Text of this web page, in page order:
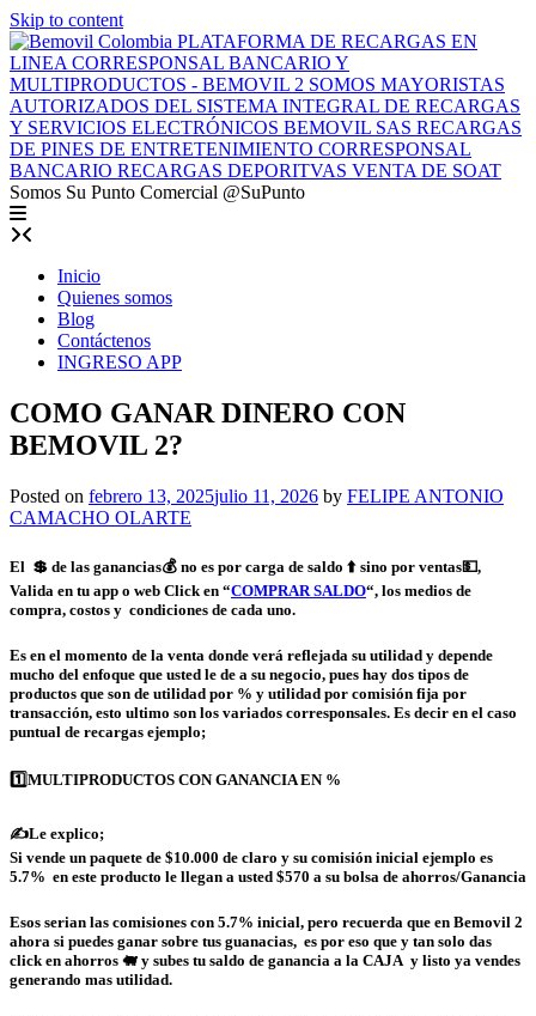
Skip to content
Somos Su Punto Comercial @SuPunto
Inicio
Quienes somos
Blog
Contáctenos
INGRESO APP
COMO GANAR DINERO CON
BEMOVIL 2?
Posted on febrero 13, 2025julio 11, 2026 by FELIPE ANTONIO
CAMACHO OLARTE
El 💲 de las ganancias💰 no es por carga de saldo ⬆️ sino por ventas💵,
Valida en tu app o web Click en “COMPRAR SALDO“, los medios de
compra, costos y condiciones de cada uno.
Es en el momento de la venta donde verá reflejada su utilidad y depende
mucho del enfoque que usted le de a su negocio, pues hay dos tipos de
productos que son de utilidad por % y utilidad por comisión fija por
transacción, esto ultimo son los variados corresponsales. Es decir en el caso
puntual de recargas ejemplo;
1️⃣MULTIPRODUCTOS CON GANANCIA EN %
✍Le explico;
Si vende un paquete de $10.000 de claro y su comisión inicial ejemplo es
5.7% en este producto le llegan a usted $570 a su bolsa de ahorros/Ganancia
Esos serian las comisiones con 5.7% inicial, pero recuerda que en Bemovil 2
ahora si puedes ganar sobre tus guanacias, es por eso que y tan solo das
click en ahorros 🐖 y subes tu saldo de ganancia a la CAJA y listo ya vendes
generando mas utilidad.